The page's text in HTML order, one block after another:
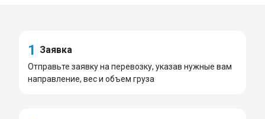
1 Заявка
Отправьте заявку на перевозку, указав нужные вам
направление, вес и объем груза